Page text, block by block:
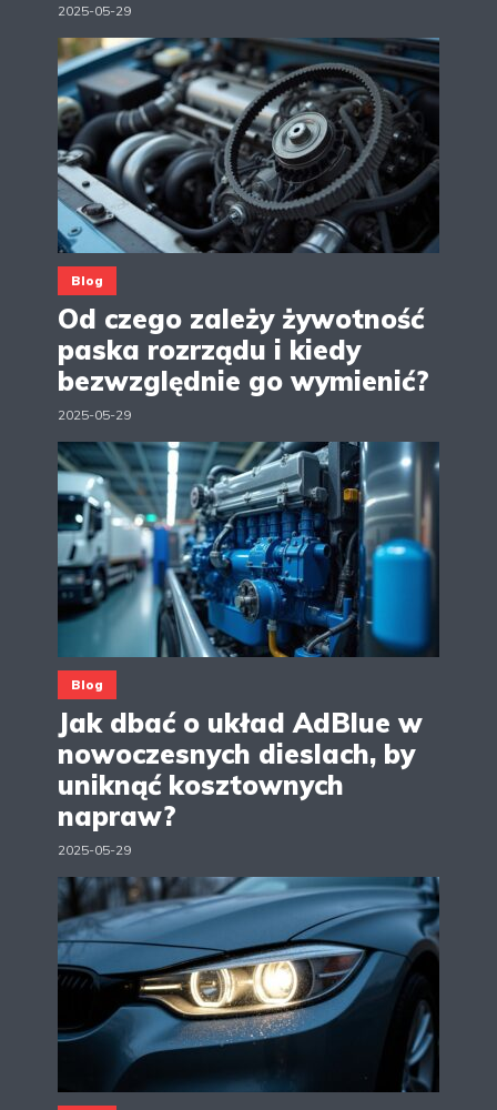
2025-05-29
Blog
Od czego zależy żywotność
paska rozrządu i kiedy
bezwzględnie go wymienić?
2025-05-29
Blog
Jak dbać o układ AdBlue w
nowoczesnych dieslach, by
uniknąć kosztownych
napraw?
2025-05-29